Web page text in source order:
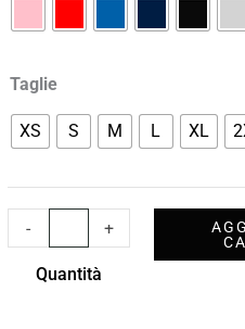
Taglie
XS S M L XL
- +
Quantità